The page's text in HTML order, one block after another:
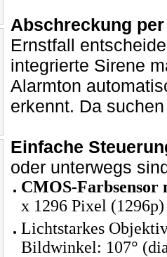
Abschreckung
Ernstfall
integrierte Sirene
Alarmton
erkennt. Da
Einfache
oder unterwegs
CMOS-
x 1296 Pixel (1296p)
Lichtstarkes
Bildwinkel: 107°